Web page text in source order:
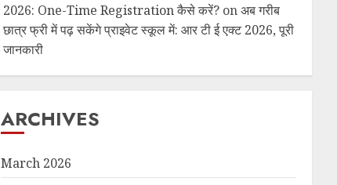
2026: One-Time Registration कैसे करें? onअब गरीब
छात्र फ्री में पढ़ सकेंगे प्राइवेट स्कूल में: आर टी ई एक्ट 2026, पूरी
जानकारी
ARCHIVES
March 2026